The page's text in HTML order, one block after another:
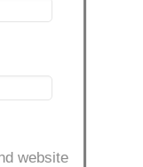
website